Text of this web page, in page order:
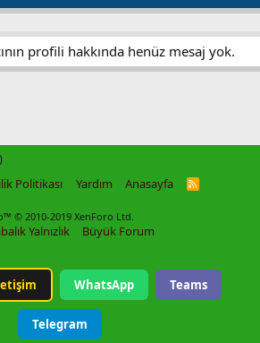
profili hakkında henüz mesaj yok.
Politikası Yardım Anasayfa
R
© 2010-2019 XenForo Ltd.
Yalnızlık Büyük Forum
WhatsApp Teams
Telegram